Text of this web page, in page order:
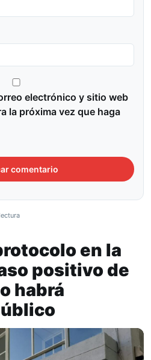
electrónico y sitio web
la próxima vez que haga
en la
positivo de
habrá